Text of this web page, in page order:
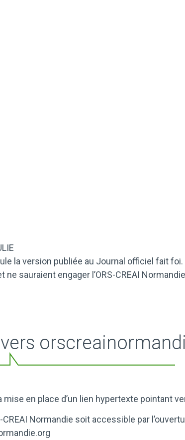
la version publiée au Journal officiel fait foi.
sauraient engager l’ORS-CREAI Normandie
mise en place d’un lien hypertexte pointant
Normandie soit accessible par